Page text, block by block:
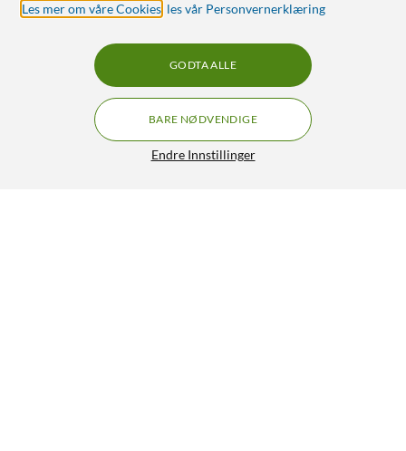
Les mer om våre Cookies les vår Personvernerklæring
Endre Innstillinger
BARE NØDVENDIGE
GODTA ALLE